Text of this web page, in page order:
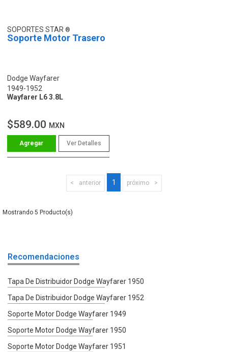
SOPORTES STAR
Soporte Motor Trasero
Dodge Wayfarer
1949-1952
Wayfarer L6 3.8L
$589.00 MXN
Ver Detalles
anterior 1 próximo
5
Recomendaciones
Tapa De Distribuidor Dodge Wayfarer 1950
Tapa De Distribuidor Dodge Wayfarer 1952
Soporte Motor Dodge Wayfarer 1949
Soporte Motor Dodge Wayfarer 1950
Soporte Motor Dodge Wayfarer 1951